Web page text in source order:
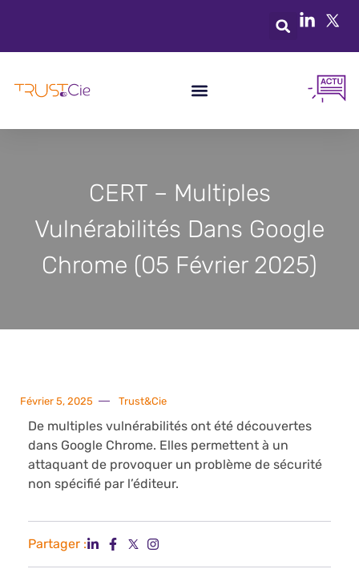
CERT – Multiples
Vulnérabilités Dans Google
Chrome (05 Février 2025)
Février 5, 2025 Trust&Cie
De multiples vulnérabilités ont été découvertes
dans Google Chrome. Elles permettent à un
attaquant de provoquer un problème de sécurité
non spécifié par l’éditeur.
Partager :